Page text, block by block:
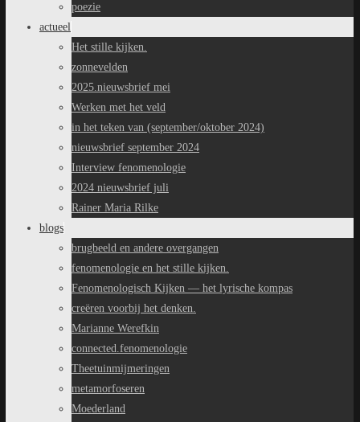
poezie
actueel
Het stille kijken.
zonnevelden
2025.nieuwsbrief mei
Werken met het veld
in het teken van (september/oktober 2024)
nieuwsbrief september 2024
Interview fenomenologie
2024 nieuwsbrief juli
Rainer Maria Rilke
blogs
brugbeeld en andere overgangen
fenomenologie en het stille kijken.
Fenomenologisch Kijken — het lyrische kompas
creëren voorbij het denken.
Marianne Werefkin
connected.fenomenologie
Theetuinmijmeringen
metamorfoseren
Moederland